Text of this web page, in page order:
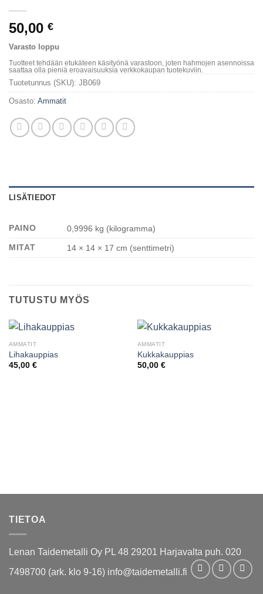
50,00 €
Varasto loppu
Tuotteet tehdään etukäteen käsityönä varastoon, joten hahmojen asennoissa
saattaa olla pieniä eroavaisuuksia verkkokaupan tuotekuviin.
Tuotetunnus (SKU): JB069
Osasto: Ammatit
LISÄTIEDOT
PAINO
0,9996 kg (kilogramma)
MITAT
14 × 14 × 17 cm (senttimetri)
TUTUSTU MYÖS
AMMATIT
Lihakauppias
45,00 €
AMMATIT
Kukkakauppias
50,00 €
TIETOA
Lenan Taidemetalli Oy PL 48 29201 Harjavalta puh. 020
7498700 (ark. klo 9-16) info@taidemetalli.fi